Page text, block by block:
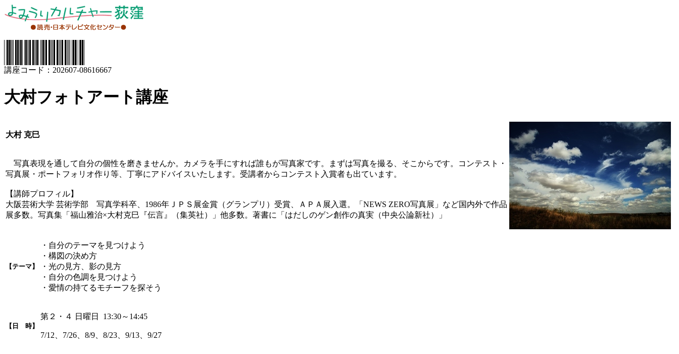
講座コード：202607-08616667
大村フォトアート講座
大村 克巳
写真表現を通して自分の個性を磨きませんか。カメラを手にすれば誰もが写真家です。まずは写真を撮る、そこからです。コンテスト・
写真展・ポートフォリオ作り等、丁寧にアドバイスいたします。受講者からコンテスト入賞者も出ています。
【講師プロフィル】
大阪芸術大学 芸術学部 写真学科卒、1986年ＪＰＳ展金賞（グランプリ）受賞、ＡＰＡ展入選。「NEWS ZERO写真展」など国内外で作品
展多数。写真集「福山雅治×大村克巳『伝言』（集英社）」他多数。著書に「はだしのゲン創作の真実（中央公論新社）」
【テーマ】
・自分のテーマを見つけよう
・構図の決め方
・光の見方、影の見方
・自分の色調を見つけよう
・愛情の持てるモチーフを探そう
【日 時】
第２・４ 日曜日 13:30～14:45
7/12、7/26、8/9、8/23、9/13、9/27